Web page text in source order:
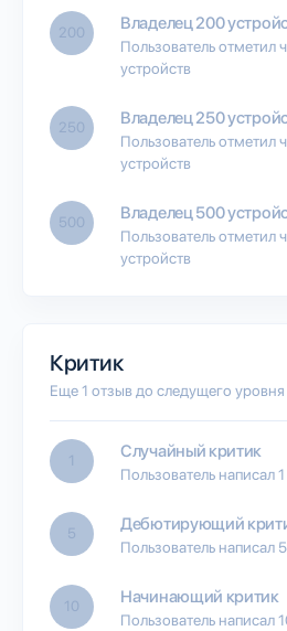
200 Владелец 200
Пользователь отметил
устройств
250 Владелец 250
Пользователь отметил
устройств
500 Владелец 500
Пользователь отметил
устройств
Критик
Еще 1 отзыв до следущего уровня
1 Случайный критик
Пользователь написал
5 Дебютирующий
Пользователь написал
10 Начинающий критик
Пользователь написал